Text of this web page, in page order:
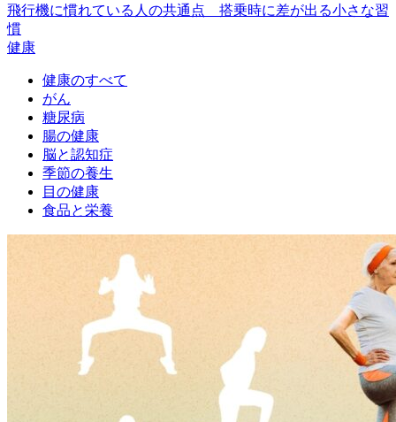
飛行機に慣れている人の共通点 搭乗時に差が出る小さな習
慣
健康
健康のすべて
がん
糖尿病
腸の健康
脳と認知症
季節の養生
目の健康
食品と栄養